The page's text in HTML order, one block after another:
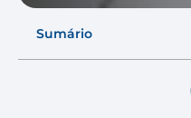
Sumário